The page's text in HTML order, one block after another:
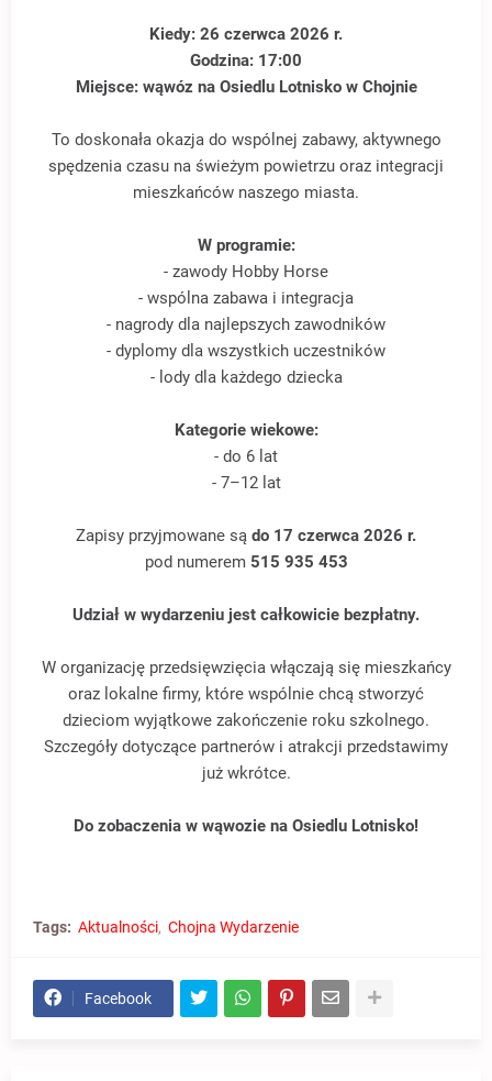
Kiedy: 26 czerwca 2026 r.
Godzina: 17:00
Miejsce: wąwóz na Osiedlu Lotnisko w Chojnie
To doskonała okazja do wspólnej zabawy, aktywnego
spędzenia czasu na świeżym powietrzu oraz integracji
mieszkańców naszego miasta.
W programie:
- zawody Hobby Horse
- wspólna zabawa i integracja
- nagrody dla najlepszych zawodników
- dyplomy dla wszystkich uczestników
- lody dla każdego dziecka
Kategorie wiekowe:
- do 6 lat
- 7–12 lat
Zapisy przyjmowane są do 17 czerwca 2026 r.
pod numerem 515 935 453
Udział w wydarzeniu jest całkowicie bezpłatny.
W organizację przedsięwzięcia włączają się mieszkańcy
oraz lokalne firmy, które wspólnie chcą stworzyć
dzieciom wyjątkowe zakończenie roku szkolnego.
Szczegóły dotyczące partnerów i atrakcji przedstawimy
już wkrótce.
Do zobaczenia w wąwozie na Osiedlu Lotnisko!
Tags: Aktualności Chojna Wydarzenie
Facebook